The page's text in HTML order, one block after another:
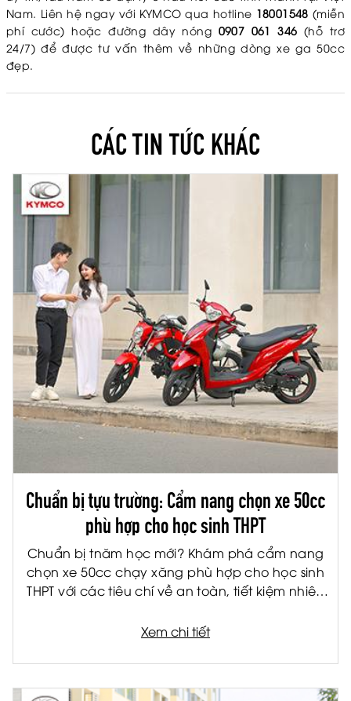
Nam. Liên hệ ngay với KYMCO qua hotline 18001548 (miễn
phí cước) hoặc đường dây nóng 0907 061 346 (hỗ trơ
24/7) để được tư vấn thêm về những dòng xe ga 50cc
đẹp.
CÁC TIN TỨC KHÁC
Chuẩn bị tựu trường: Cẩm nang chọn xe 50cc
phù hợp cho học sinh THPT
Chuẩn bị tnăm học mới? Khám phá cẩm nang
chọn xe 50cc chạy xăng phù hợp cho học sinh
THPT với các tiêu chí về an toàn, tiết kiệm nhiên
Xem chi tiết